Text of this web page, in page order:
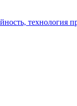
технология